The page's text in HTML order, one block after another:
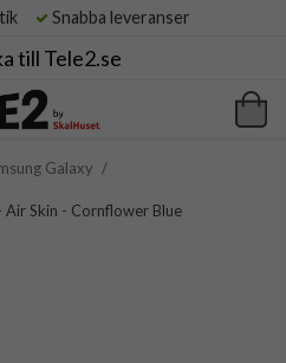
Snabba leveranser
till Tele2.se
Galaxy /
Air Skin - Cornflower Blue